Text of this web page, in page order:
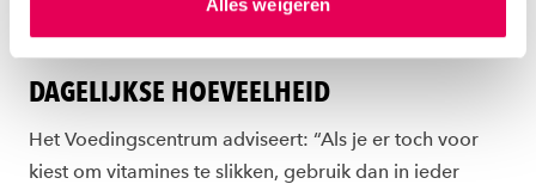
cookiestatement. Via ‘Zelf instellen’ kun je ook zelf
instellen welke cookies we plaatsen. Je kunt je
onscookiestatement.
vitamines stapelen zich op en kunnen toxisch zijn.”
DAGELIJKSE HOEVEELHEID
Het Voedingscentrum adviseert: “Als je er toch voor
kiest om vitamines te slikken, gebruik dan in ieder